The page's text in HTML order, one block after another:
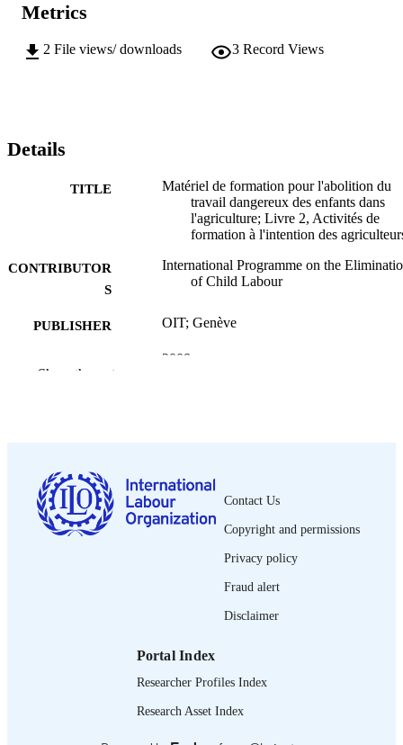
Metrics
2 File views/ downloads 3 Record Views
Details
TITLE
Matériel de formation pour l'abolition du
travail dangereux des enfants dans
l'agriculture; Livre 2, Activités de
formation à l'intention des
CONTRIBUTOR
S
International Programme on the
of Child Labour
PUBLISHER OIT; Genève
2008
PAGES
ISBN 9789222177991
995328483802676
Show the rest
Contact Us
Copyright and permissions
Privacy policy
Fraud alert
Disclaimer
Portal Index
Researcher Profiles Index
Research Asset Index